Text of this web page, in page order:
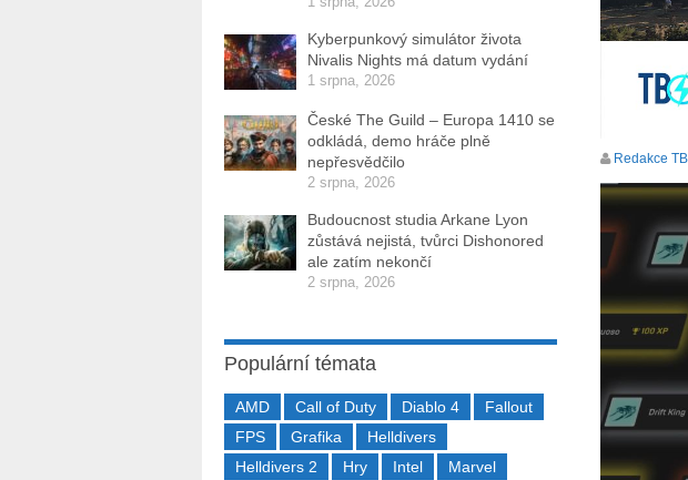
Redakce
Kyberpunkový simulátor života
Nivalis Nights má datum vydání
1 srpna, 2026
České The Guild – Europa 1410 se
odkládá, demo hráče plně
nepřesvědčilo
2 srpna, 2026
Budoucnost studia Arkane Lyon
zůstává nejistá, tvůrci Dishonored
ale zatím nekončí
2 srpna, 2026
Populární témata
AMD Call of Duty Diablo 4
Fallout
FPS
Grafika
Helldivers
Helldivers 2
Hry Intel
Marvel